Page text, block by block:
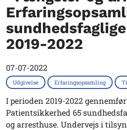
2019-2022
07-07-2022
Udgivelse Erfaringsopsamling
I perioden 2019-2022
Patientsikkerhed 65
og arresthuse. Undervejs i